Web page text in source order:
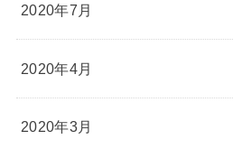
2020年7月
2020年4月
2020年3月